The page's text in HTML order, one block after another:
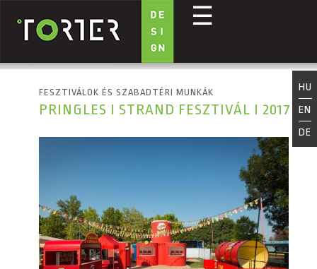
Ugrás a tartalomra
☰
HU
EN
DE
FESZTIVÁLOK ÉS SZABADTÉRI MUNKÁK
PRINGLES I STRAND FESZTIVÁL I 2017